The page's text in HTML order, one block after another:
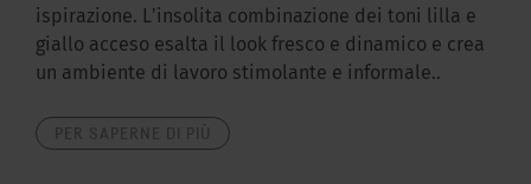
ispirazione. Lʼinsolita combinazione dei toni lilla e
giallo acceso esalta il look fresco e dinamico e crea
un ambiente di lavoro stimolante e informale..